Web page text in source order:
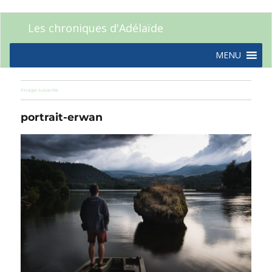
Les chroniques d'Adélaïde
MENU
Image suivante
portrait-erwan